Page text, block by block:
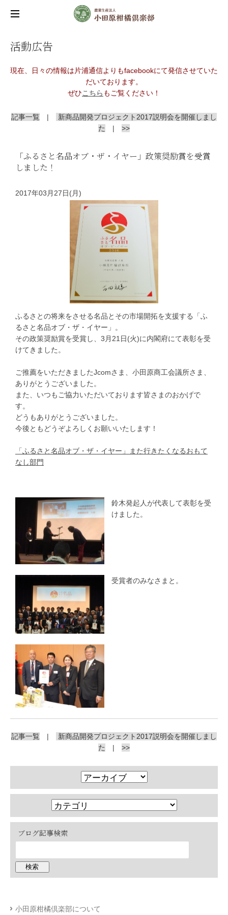
活動広告
現在、日々の情報は片浦通信よりもfacebookにて発信させていた
だいております。
ぜひこちら もご覧ください！
記事一覧 |
新商品開発プロジェクト2017説明会を開催しまし
た
| >>
「ふるさと名品オブ・ザ・イヤー」政策奨励賞を受賞
しました！
2017年03月27日(月)
ふるさとの将来をさせる名品とその市場開拓を支援する「ふ
るさと名品オブ・ザ・イヤー」。
その政策奨励賞を受賞し、3月21日(火)に内閣府にて表彰を受
けてきました。
ご推薦をいただきましたJcomさま、小田原商工会議所さま、
ありがとうございました。
また、いつもご協力いただいております皆さまのおかげで
す。
どうもありがとうございました。
今後ともどうぞよろしくお願いいたします！
「ふるさと名品オブ・ザ・イヤー」また行きたくなるおもて
なし部門
鈴木発起人が代表して表彰を受
けました。
受賞者のみなさまと。
記事一覧 |
新商品開発プロジェクト2017説明会を開催しまし
た
| >>
ブログ記事検索
小田原柑橘倶楽部について